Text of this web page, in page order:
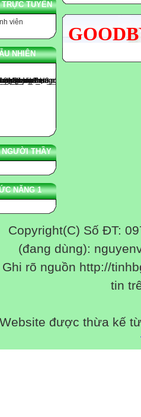
TUYẾN
viên
NHIÊN
NGƯỜI THẦY
NĂNG 1
Copyright(C) Số ĐT:
(đang dùng):
Ghi rõ nguồn http://
tin
Website được thừa kế